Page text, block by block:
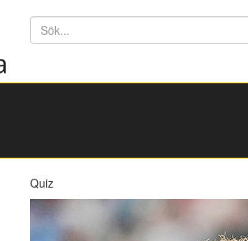
Söktext
Quiz